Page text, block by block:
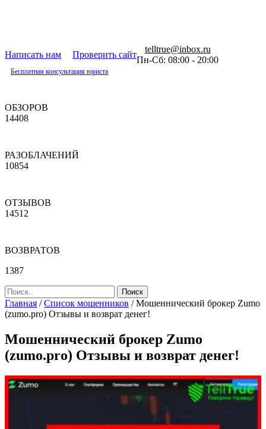
Написать нам Проверить сайт
telltrue@inbox.ru
Пн-Сб: 08:00 - 20:00
Бесплатная консультация юриста
ОБЗОРОВ
14408
РАЗОБЛАЧЕНИЙ
10854
ОТЗЫВОВ
14512
ВОЗВРАТОВ
1387
Главная /Список мошенников /Мошеннический брокер Zumo
(zumo.pro) Отзывы и возврат денег!
Мошеннический брокер Zumo
(zumo.pro) Отзывы и возврат денег!